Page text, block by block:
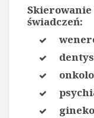
Skierowanie
świadczeń: